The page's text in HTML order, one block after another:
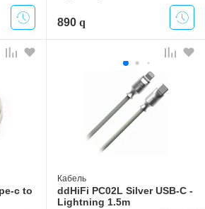
890
c to
Кабель
ddHiFi PC02L Silver USB-C -
Lightning 1.5m